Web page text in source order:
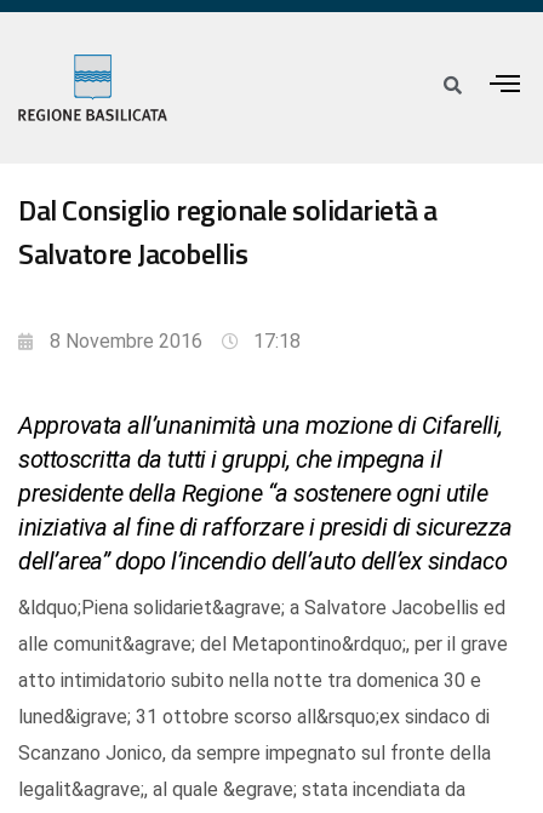
Dal Consiglio regionale solidarietà a
Salvatore Jacobellis
8 Novembre 2016 17:18
Approvata all’unanimità una mozione di Cifarelli,
sottoscritta da tutti i gruppi, che impegna il
presidente della Regione “a sostenere ogni utile
iniziativa al fine di rafforzare i presidi di sicurezza
dell’area” dopo l’incendio dell’auto dell’ex sindaco
&ldquo;Piena solidariet&agrave; a Salvatore Jacobellis ed
alle comunit&agrave; del Metapontino&rdquo;, per il grave
atto intimidatorio subito nella notte tra domenica 30 e
luned&igrave; 31 ottobre scorso all&rsquo;ex sindaco di
Scanzano Jonico, da sempre impegnato sul fronte della
legalit&agrave;, al quale &egrave; stata incendiata da